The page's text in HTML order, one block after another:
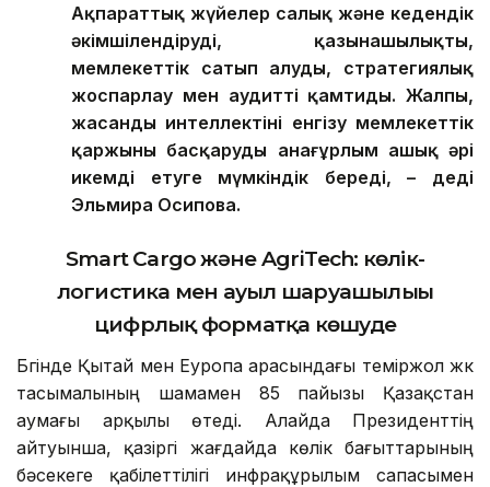
Ақпараттық жүйелер салық және кедендік
әкімшілендіруді, қазынашылықты,
мемлекеттік сатып алуды, стратегиялық
жоспарлау мен аудитті қамтиды. Жалпы,
жасанды интеллектіні енгізу мемлекеттік
қаржыны басқаруды анағұрлым ашық әрі
икемді етуге мүмкіндік береді, – деді
Эльмира Осипова.
Smart Cargo және AgriTech: көлік-
логистика мен ауыл шаруашылығы
цифрлық форматқа көшуде
Бүгінде Қытай мен Еуропа арасындағы теміржол жүк
тасымалының шамамен 85 пайызы Қазақстан
аумағы арқылы өтеді. Алайда Президенттің
айтуынша, қазіргі жағдайда көлік бағыттарының
бәсекеге қабілеттілігі инфрақұрылым сапасымен